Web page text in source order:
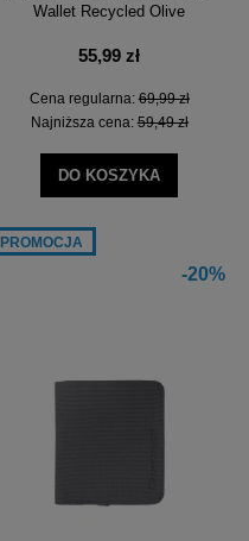
Wallet Recycled Olive
55,99 zł
Cena regularna:69,99 zł
Najniższa cena:59,49 zł
DO KOSZYKA
-20%
PROMOCJA